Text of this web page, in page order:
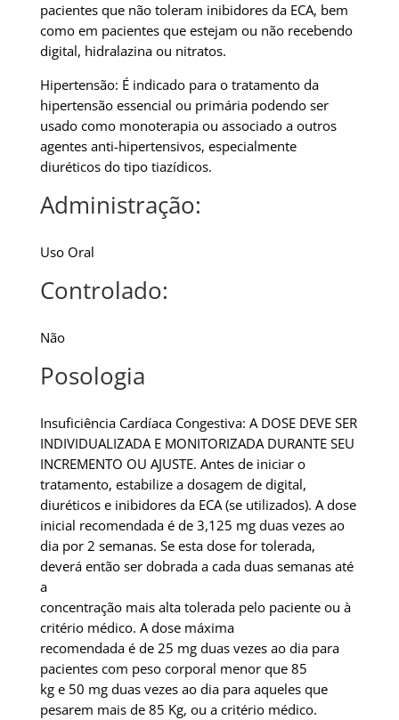
pacientes que não toleram inibidores da ECA, bem
como em pacientes que estejam ou não recebendo
digital, hidralazina ou nitratos.
Hipertensão: É indicado para o tratamento da
hipertensão essencial ou primária podendo ser
usado como monoterapia ou associado a outros
agentes anti-hipertensivos, especialmente
diuréticos do tipo tiazídicos.
Administração:
Uso Oral
Controlado:
Não
Posologia
Insuficiência Cardíaca Congestiva: A DOSE DEVE SER
INDIVIDUALIZADA E MONITORIZADA DURANTE SEU
INCREMENTO OU AJUSTE. Antes de iniciar o
tratamento, estabilize a dosagem de digital,
diuréticos e inibidores da ECA (se utilizados). A dose
inicial recomendada é de 3,125 mg duas vezes ao
dia por 2 semanas. Se esta dose for tolerada,
deverá então ser dobrada a cada duas semanas até
a
concentração mais alta tolerada pelo paciente ou à
critério médico. A dose máxima
recomendada é de 25 mg duas vezes ao dia para
pacientes com peso corporal menor que 85
kg e 50 mg duas vezes ao dia para aqueles que
pesarem mais de 85 Kg, ou a critério médico.